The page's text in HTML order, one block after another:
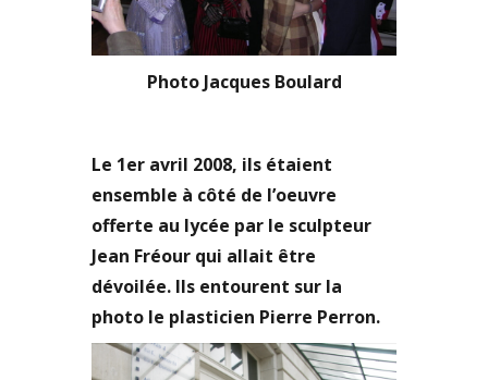
Photo Jacques Boulard
Le 1er avril 2008, ils étaient
ensemble à côté de l’oeuvre
offerte au lycée par le sculpteur
Jean Fréour qui allait être
dévoilée. Ils entourent sur la
photo le plasticien Pierre Perron.